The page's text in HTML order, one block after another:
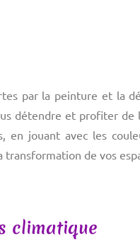
par la peinture et la
détendre et profiter de
en jouant avec les
de vos
climatique